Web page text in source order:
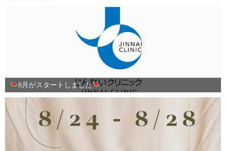
8月がスタートしました